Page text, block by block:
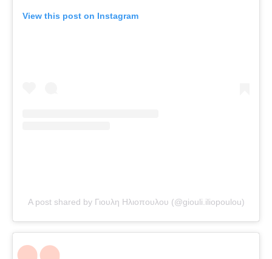
View this post on Instagram
A post shared by Γιουλη Ηλιοπουλου (@giouli.iliopoulou)